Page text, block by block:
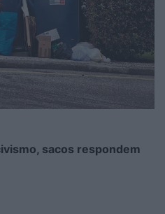
sacos respondem